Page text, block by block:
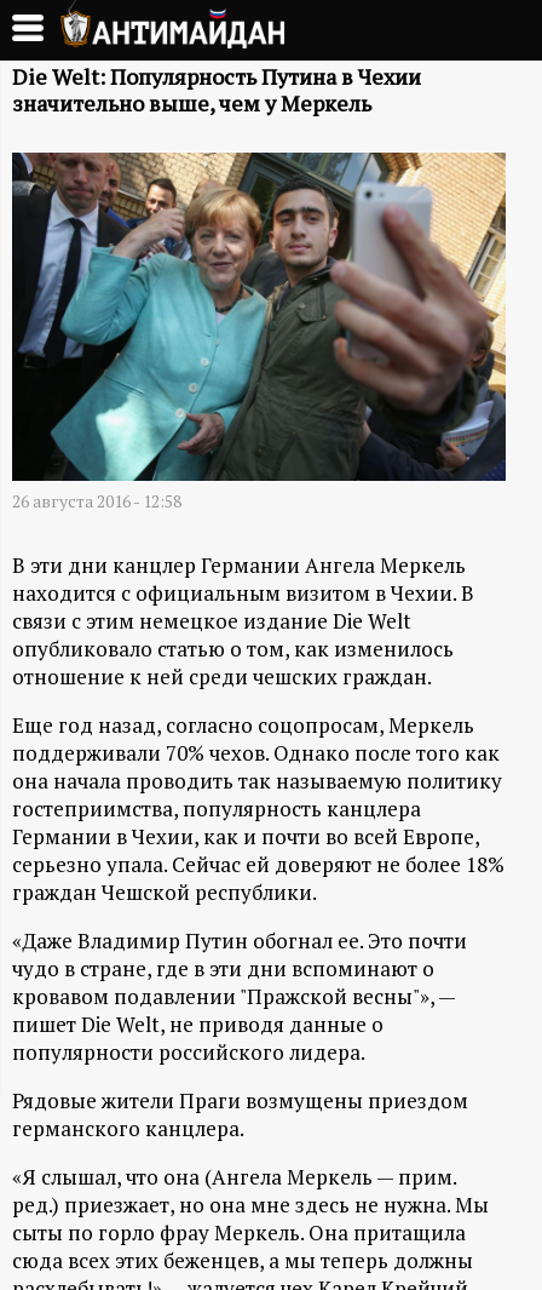
Перейти
основному
содержанию
А
Т
М
А
Д
Н
-
и
н
ф
о
р
м
а
ц
и
о
Die Welt: Популярность Путина в Чехии
значительно выше, чем у Меркель
26 августа 2016 - 12:58
В эти дни канцлер Германии Ангела Меркель
находится с официальным визитом в Чехии. В
связи с этим немецкое издание Die Welt
опубликовало статью о том, как изменилось
отношение к ней среди чешских граждан.
Еще год назад, согласно соцопросам, Меркель
поддерживали 70% чехов. Однако после того как
она начала проводить так называемую политику
гостеприимства, популярность канцлера
Германии в Чехии, как и почти во всей Европе,
серьезно упала. Сейчас ей доверяют не более 18%
граждан Чешской республики.
«Даже Владимир Путин обогнал ее. Это почти
чудо в стране, где в эти дни вспоминают о
кровавом подавлении "Пражской весны"», —
пишет Die Welt, не приводя данные о
популярности российского лидера.
Рядовые жители Праги возмущены приездом
германского канцлера.
«Я слышал, что она (Ангела Меркель — прим.
ред.) приезжает, но она мне здесь не нужна. Мы
сыты по горло фрау Меркель. Она притащила
сюда всех этих беженцев, а мы теперь должны